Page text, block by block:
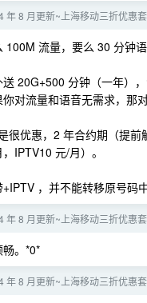
年 8 月更新~上海移动三折优惠
流量，要么 30 分钟语
20G+500 分钟（一年）
对流量和语音无需求，那
很优惠，2 年合约期（提
IPTV10 元/月）。
，并不能转移原号码中
年 8 月更新~上海移动三折优惠
。*0*
年 8 月更新~上海移动三折优惠